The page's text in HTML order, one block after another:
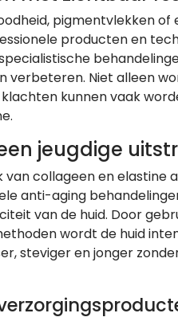
pigmentvlekken of
producten en
verbeteren. Niet alleen
kunnen vaak
jeugdige
collageen en elastine
anti-aging
van de huid. Door
wordt de huid
steviger en jonger